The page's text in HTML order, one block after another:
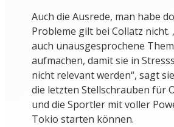
Auch die Ausrede, man habe
Probleme gilt bei Collatz nicht.
auch unausgesprochene
aufmachen, damit sie in
nicht relevant werden“, sagt
die letzten Stellschrauben für
und die Sportler mit voller
Tokio starten können.